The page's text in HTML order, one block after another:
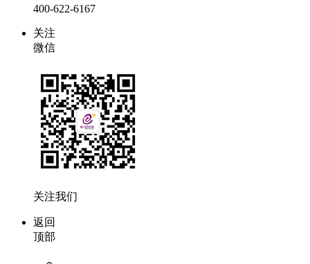
400-622-6167
关注
微信
关注我们
返回
顶部